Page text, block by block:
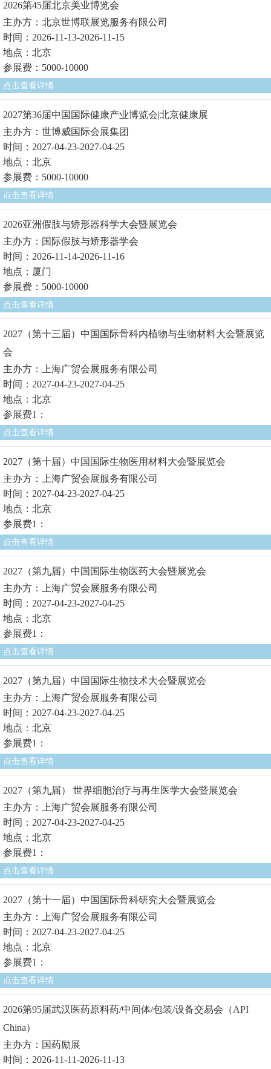
2026第45届北京美业博览会
主办方：北京世博联展览服务有限公司
时间：2026-11-13-2026-11-15
地点：北京
参展费：5000-10000
点击查看详情
2027第36届中国国际健康产业博览会|北京健康展
主办方：世博威国际会展集团
时间：2027-04-23-2027-04-25
地点：北京
参展费：5000-10000
点击查看详情
2026亚洲假肢与矫形器科学大会暨展览会
主办方：国际假肢与矫形器学会
时间：2026-11-14-2026-11-16
地点：厦门
参展费：5000-10000
点击查看详情
2027（第十三届）中国国际骨科内植物与生物材料大会暨展览
会
主办方：上海广贸会展服务有限公司
时间：2027-04-23-2027-04-25
地点：北京
参展费1：
点击查看详情
2027（第十届）中国国际生物医用材料大会暨展览会
主办方：上海广贸会展服务有限公司
时间：2027-04-23-2027-04-25
地点：北京
参展费1：
点击查看详情
2027（第九届）中国国际生物医药大会暨展览会
主办方：上海广贸会展服务有限公司
时间：2027-04-23-2027-04-25
地点：北京
参展费1：
点击查看详情
2027（第九届）中国国际生物技术大会暨展览会
主办方：上海广贸会展服务有限公司
时间：2027-04-23-2027-04-25
地点：北京
参展费1：
点击查看详情
2027（第九届） 世界细胞治疗与再生医学大会暨展览会
主办方：上海广贸会展服务有限公司
时间：2027-04-23-2027-04-25
地点：北京
参展费1：
点击查看详情
2027（第十一届）中国国际骨科研究大会暨展览会
主办方：上海广贸会展服务有限公司
时间：2027-04-23-2027-04-25
地点：北京
参展费1：
点击查看详情
2026第95届武汉医药原料药/中间体/包装/设备交易会（API
China）
主办方：国药励展
时间：2026-11-11-2026-11-13